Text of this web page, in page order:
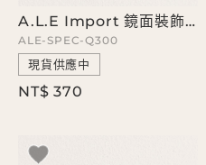
A.L.E Import 鏡面裝飾方盤
ALE-SPEC-Q300
現貨供應中
NT$ 370